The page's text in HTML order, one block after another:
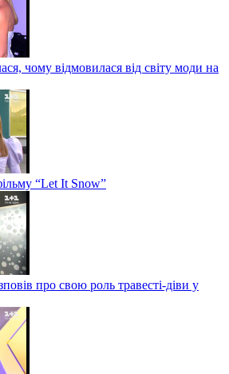
чому відмовилася від світу моди на
“Let It Snow”
про свою роль травесті-діви у